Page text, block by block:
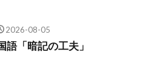
2026-08-05
語「暗記の工夫」